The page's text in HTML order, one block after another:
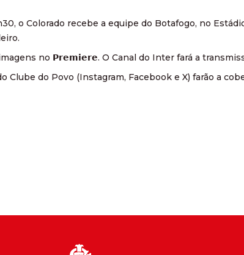
o Colorado recebe a equipe do Botafogo, no
no 𝗣𝗿𝗲𝗺𝗶𝗲𝗿𝗲. O Canal do Inter fará a
Clube do Povo (Instagram, Facebook e X) farão a